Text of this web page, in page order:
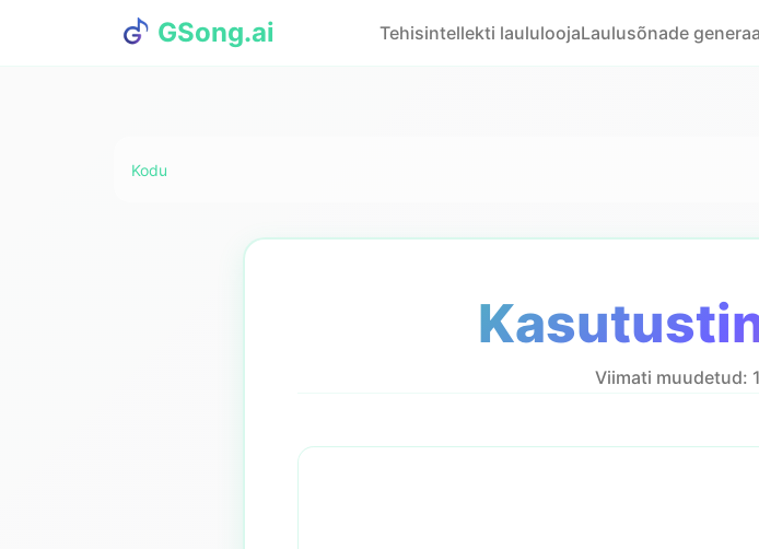
GSong.ai Tehisintellekti laululoojaLaulusõnade
Kodu
Viimati muudetud: